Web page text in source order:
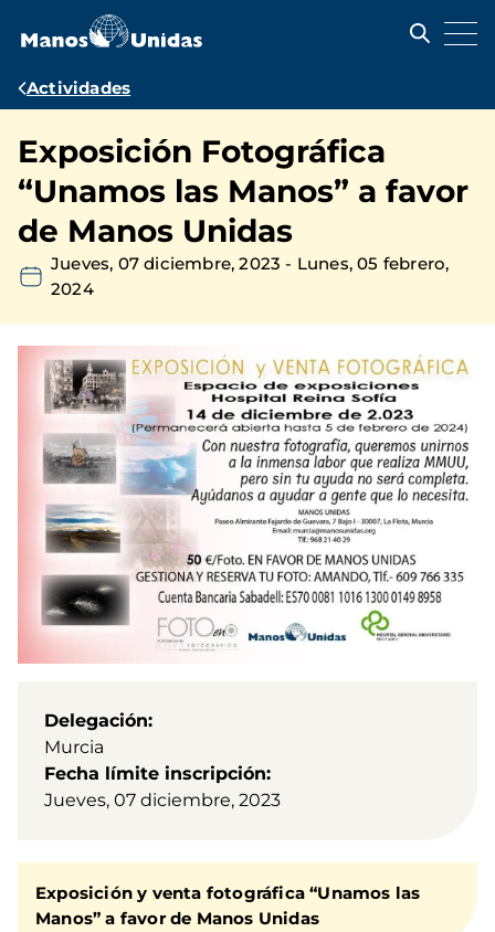
contenido
Ruta
navegación
Actividades
Exposición Fotográfica
“Unamos las Manos” a favor
de Manos Unidas
Jueves, 07 diciembre, 2023 - Lunes, 05 febrero,
2024
Delegación
Murcia
Fecha límite inscripción
Jueves, 07 diciembre, 2023
Exposición y venta fotográfica “Unamos las
Manos” a favor de Manos Unidas